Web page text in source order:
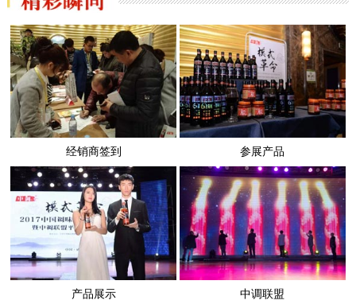
经销商签到 参展产品
产品展示 中调联盟